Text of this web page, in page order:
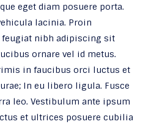
eget diam posuere porta.
lacinia. Proin
nibh adipiscing sit
ornare vel id metus.
in faucibus orci luctus et
In eu libero ligula. Fusce
leo. Vestibulum ante ipsum
et ultrices posuere cubilia